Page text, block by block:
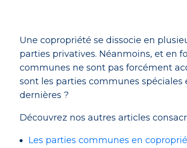
Une copropriété se dissocie en
parties privatives. Néanmoins, et en
communes ne sont pas forcément
sont les parties communes spéciales
dernières ?
Découvrez nos autres articles
Les parties communes en